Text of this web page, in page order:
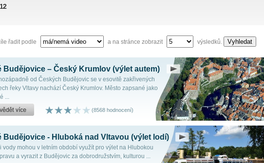
řadit podle a na stránce zobrazit výsledků. Vyhledat
Budějovice – Český Krumlov (výlet autem)
od Českých Budějovic se v esovitě zakřivených
řeky Vltavy nachází Český Krumlov. Město zapsané jako
...
(8568 hodnocení)
Budějovice - Hluboká nad Vltavou (výlet lodí)
vody mohou v letním období využít pro výlet na Hlubokou
a vyrazit z Budějovic za dobrodružstvím, kulturou ...